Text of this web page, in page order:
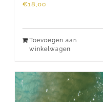
€18,00
Toevoegen aan
winkelwagen